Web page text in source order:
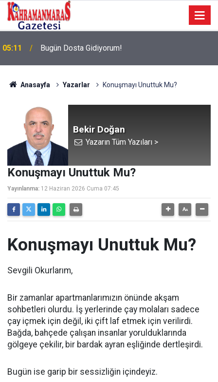
05:11 Bugün Dosta Gidiyorum!
Anasayfa Yazarlar Konuşmayı Unuttuk Mu?
Bekir Doğan
Yazarın Tüm Yazıları >
Konuşmayı Unuttuk Mu?
Yayınlanma: 12 Haziran 2026 Cuma 07:45
Konuşmayı Unuttuk Mu?
Sevgili Okurlarım,
Bir zamanlar apartmanlarımızın önünde akşam
sohbetleri olurdu. İş yerlerinde çay molaları sadece
çay içmek için değil, iki çift laf etmek için verilirdi.
Bağda, bahçede çalışan insanlar yorulduklarında
gölgeye çekilir, bir bardak ayran eşliğinde dertleşirdi.
Bugün ise garip bir sessizliğin içindeyiz.